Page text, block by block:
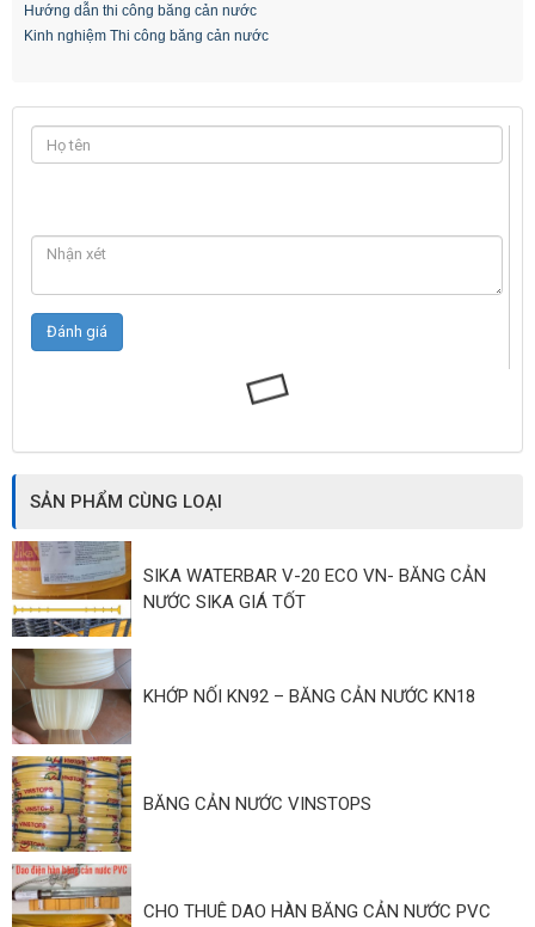
Hướng dẫn thi công băng cản nước
Kinh nghiệm Thi công băng cản nước
SẢN PHẨM CÙNG LOẠI
SIKA WATERBAR V-20 ECO VN- BĂNG CẢN
NƯỚC SIKA GIÁ TỐT
KHỚP NỐI KN92 – BĂNG CẢN NƯỚC KN18
BĂNG CẢN NƯỚC VINSTOPS
CHO THUÊ DAO HÀN BĂNG CẢN NƯỚC PVC